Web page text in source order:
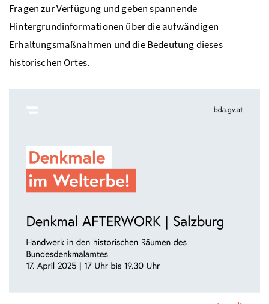
Fragen zur Verfügung und geben spannende
Hintergrundinformationen über die aufwändigen
Erhaltungsmaßnahmen und die Bedeutung dieses
historischen Ortes.